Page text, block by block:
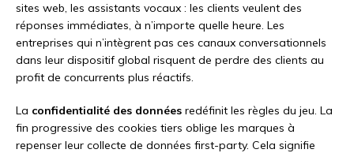
sites web, les assistants vocaux : les clients veulent des
réponses immédiates, à n’importe quelle heure. Les
entreprises qui n’intègrent pas ces canaux conversationnels
dans leur dispositif global risquent de perdre des clients au
profit de concurrents plus réactifs.
La confidentialité des données redéfinit les règles du jeu. La
fin progressive des cookies tiers oblige les marques à
repenser leur collecte de données first-party. Cela signifie